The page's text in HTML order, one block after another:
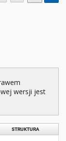
wersji jest
STRUKTURA